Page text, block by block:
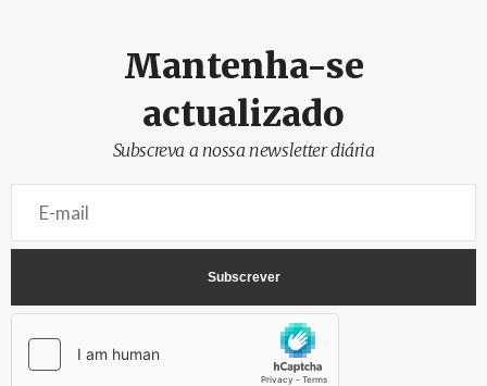
Mantenha-se
actualizado
Subscreva a nossa newsletter diária